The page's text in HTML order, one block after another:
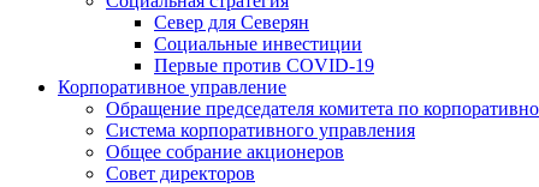
Север для Северян
Социальные инвестиции
Первые против COVID‑19
Корпоративное управление
Обращение председателя комитета по
Система корпоративного управления
Общее собрание акционеров
Совет директоров